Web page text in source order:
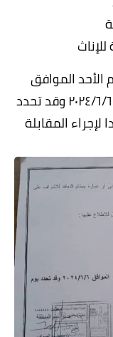
الأحد الموافق
۲۰۲٤/٦/٢ حتى يوم الخميس الموافق ٢٠٢٤/٦/٦ وقد تحدد
٢٠٢٤/٦/١١ موعدا لإجراء المقابلة